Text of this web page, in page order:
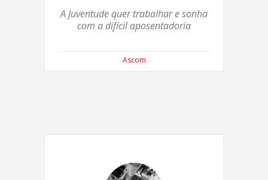
A Juventude quer trabalhar e sonha
com a difícil aposentadoria
Ascom